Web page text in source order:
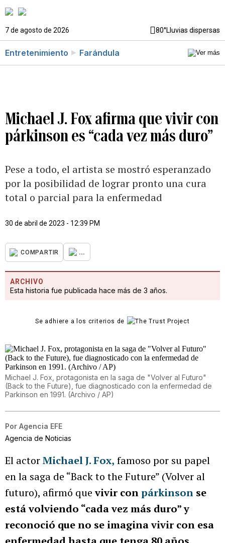
7 de agosto de 2026 80°Lluvias dispersas
Entretenimiento Farándula
Michael J. Fox afirma que vivir con
párkinson es “cada vez más duro”
Pese a todo, el artista se mostró esperanzado
por la posibilidad de lograr pronto una cura
total o parcial para la enfermedad
30 de abril de 2023 - 12:39 PM
COMPARTIR ...
ARCHIVO
Esta historia fue publicada hace más de 3 años.
Se adhiere a los criterios de
Michael J. Fox, protagonista en la saga de "Volver al Futuro"
(Back to the Future), fue diagnosticado con la enfermedad de
Parkinson en 1991. (Archivo / AP)
Por Agencia EFE
Agencia de Noticias
El actorMichael J. Fox, famoso por su papel
en la saga de “Back to the Future” (Volver al
futuro), afirmó quevivir conpárkinson se
está volviendo “cada vez más duro” y
reconoció que no se imagina vivir con esa